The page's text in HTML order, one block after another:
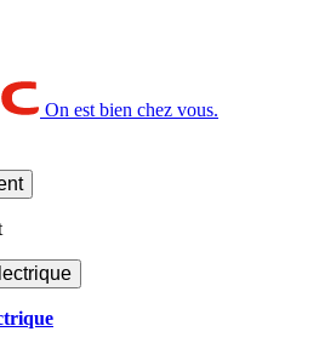
On est bien chez vous.